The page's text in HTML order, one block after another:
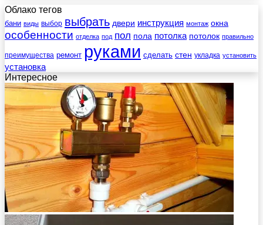
Облако тегов
бани виды выбор выбрать двери инструкция монтаж окна
особенности отделка под пол пола потолка потолок правильно
преимущества ремонт руками сделать стен укладка установить
установка
Интересное